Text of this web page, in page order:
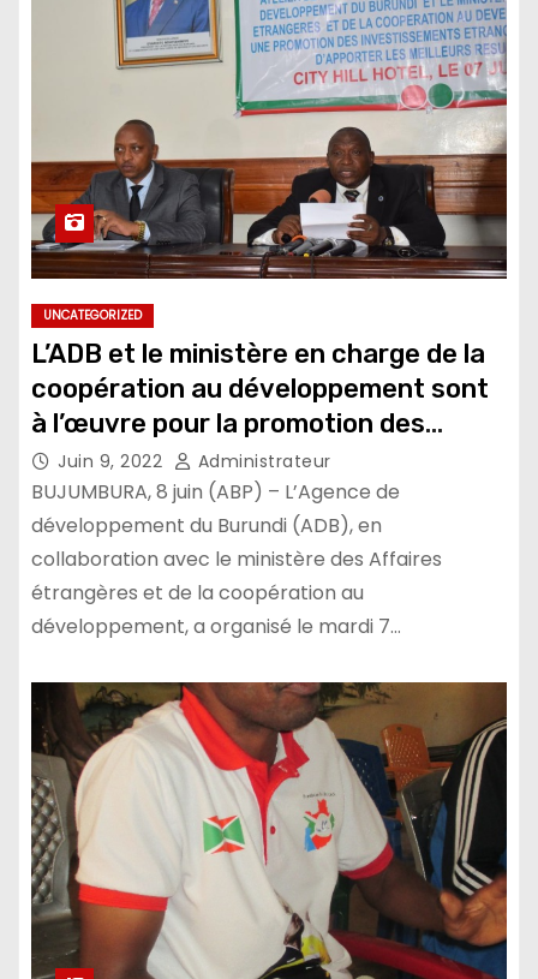
UNCATEGORIZED
L’ADB et le ministère en charge de la
coopération au développement sont
à l’œuvre pour la promotion des
investissements étrangers au
Burundi
Juin 9, 2022 Administrateur
BUJUMBURA, 8 juin (ABP) – L’Agence de
développement du Burundi (ADB), en
collaboration avec le ministère des Affaires
étrangères et de la coopération au
développement, a organisé le mardi 7…